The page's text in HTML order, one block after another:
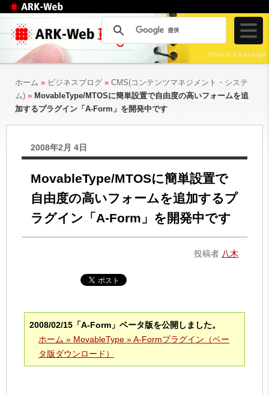
Web制作のアークウェ
ブ
ホーム » ビジネスブログ » CMS(コンテンツマネジメント・システ
ム) » MovableType/MTOSに簡単設置で自由度の高いフォームを追
加するプラグイン「A-Form」を開発中です
2008年2月 4日
MovableType/MTOSに簡単設置で
自由度の高いフォームを追加するプ
ラグイン「A-Form」を開発中です
投稿者 八木
2008/02/15「A-Form」ベータ版を公開しました。
ホーム » MovableType » A-Formプラグイン（ベー
タ版ダウンロード）
Photo by A is for Angie